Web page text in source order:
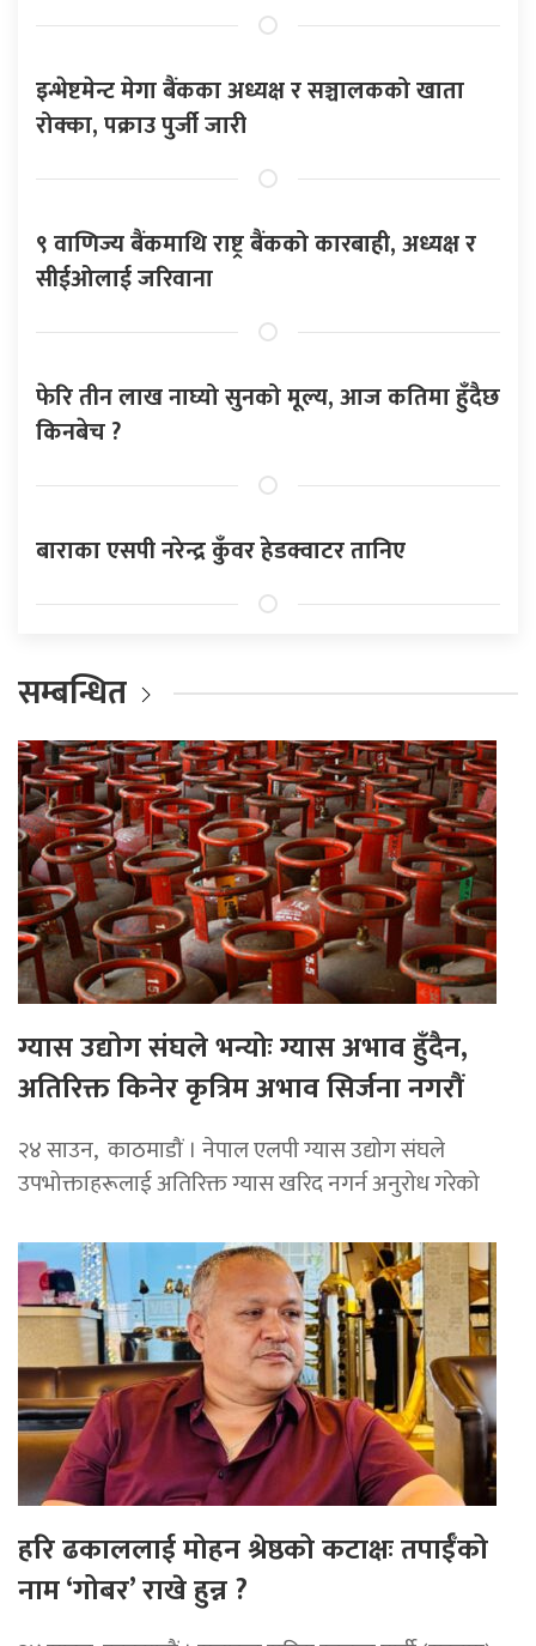
इन्भेष्टमेन्ट मेगा बैंकका अध्यक्ष र सञ्चालकको खाता
रोक्का, पक्राउ पुर्जी जारी
९ वाणिज्य बैंकमाथि राष्ट्र बैंकको कारबाही, अध्यक्ष र
सीईओलाई जरिवाना
फेरि तीन लाख नाघ्यो सुनको मूल्य, आज कतिमा हुँदैछ
किनबेच ?
बाराका एसपी नरेन्द्र कुँवर हेडक्वाटर तानिए
सम्बन्धित
ग्यास उद्योग संघले भन्योः ग्यास अभाव हुँदैन,
अतिरिक्त किनेर कृत्रिम अभाव सिर्जना नगरौं
२४ साउन, काठमाडौं । नेपाल एलपी ग्यास उद्योग संघले
उपभोक्ताहरूलाई अतिरिक्त ग्यास खरिद नगर्न अनुरोध गरेको
हरि ढकाललाई मोहन श्रेष्ठको कटाक्षः तपाईँको
नाम ‘गोबर’ राखे हुन्न ?